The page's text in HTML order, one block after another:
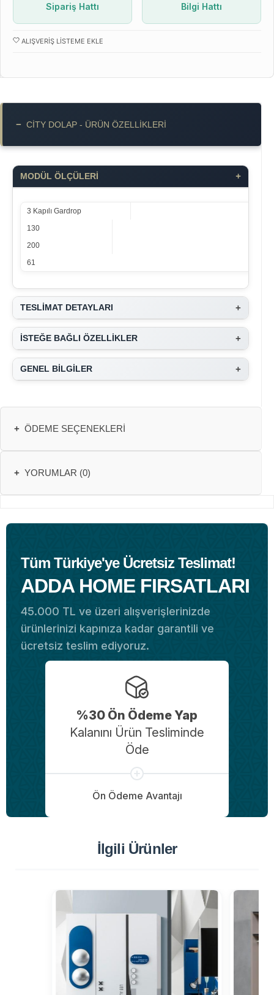
Sipariş Hattı
Bilgi Hattı
ALIŞVERIŞ LISTEME EKLE
− CITY DOLAP - ÜRÜN ÖZELLIKLERI
MODÜL ÖLÇÜLERİ +
3 Kapılı Gardrop
130
200
61
TESLİMAT DETAYLARI +
İSTEĞE BAĞLI ÖZELLİKLER +
GENEL BİLGİLER +
+ ÖDEME SEÇENEKLERI
+ YORUMLAR (0)
Tüm Türkiye'ye Ücretsiz Teslimat!
ADDA HOME FIRSATLARI
45.000 TL ve üzeri alışverişlerinizde
ürünlerinizi kapınıza kadar garantili ve
ücretsiz teslim ediyoruz.
%30 Ön Ödeme Yap
Kalanını Ürün Tesliminde
Öde
Ön Ödeme Avantajı
İlgili Ürünler